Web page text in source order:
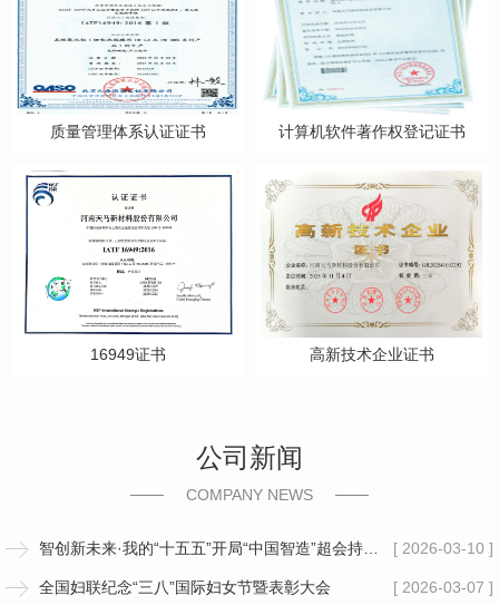
质量管理体系认证证书 计算机软件著作权登记证书
16949证书 高新技术企业证书
公司新闻
COMPANY NEWS
[ 2026-03-10 ]
[ 2026-03-07 ]
全国妇联纪念“三八”国际妇女节暨表彰大会